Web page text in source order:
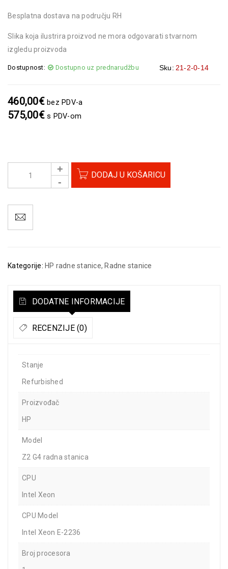
Besplatna dostava na području RH
Slika koja ilustrira proizvod ne mora odgovarati stvarnom
izgledu proizvoda
Dostupnost: Dostupno uz prednarudžbu Sku: 21-2-0-14
460,00€ bez PDV-a
575,00€s PDV-om
DODAJ U KOŠARICU
Kategorije: HP radne stanice, Radne stanice
DODATNE INFORMACIJE
RECENZIJE (0)
Stanje
Refurbished
Proizvođač
HP
Model
Z2 G4 radna stanica
CPU
Intel Xeon
CPU Model
Intel Xeon E-2236
Broj procesora